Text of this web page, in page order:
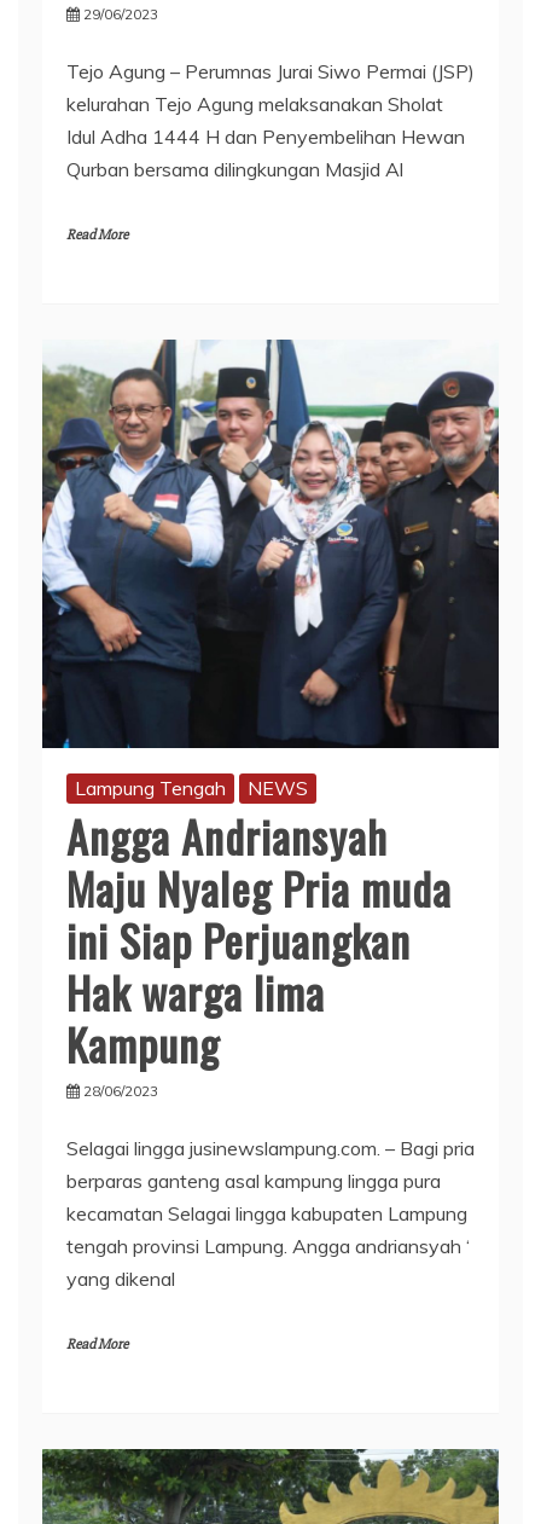
29/06/2023
Tejo Agung – Perumnas Jurai Siwo Permai (JSP)
kelurahan Tejo Agung melaksanakan Sholat
Idul Adha 1444 H dan Penyembelihan Hewan
Qurban bersama dilingkungan Masjid Al
Read More
Lampung Tengah NEWS
Angga Andriansyah
Maju Nyaleg Pria muda
ini Siap Perjuangkan
Hak warga lima
Kampung
28/06/2023
Selagai lingga jusinewslampung.com. – Bagi pria
berparas ganteng asal kampung lingga pura
kecamatan Selagai lingga kabupaten Lampung
tengah provinsi Lampung. Angga andriansyah ‘
yang dikenal
Read More